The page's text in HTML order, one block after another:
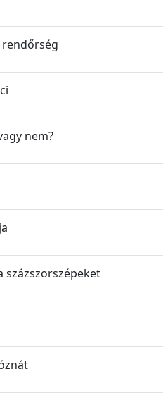
rendőrség
nem?
százszorszépeket